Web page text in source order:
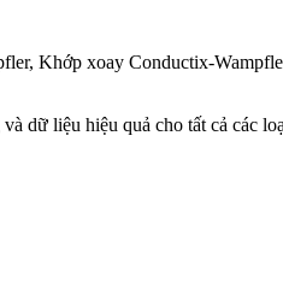
Khớp xoay Conductix-
dữ liệu hiệu quả cho tất cả các